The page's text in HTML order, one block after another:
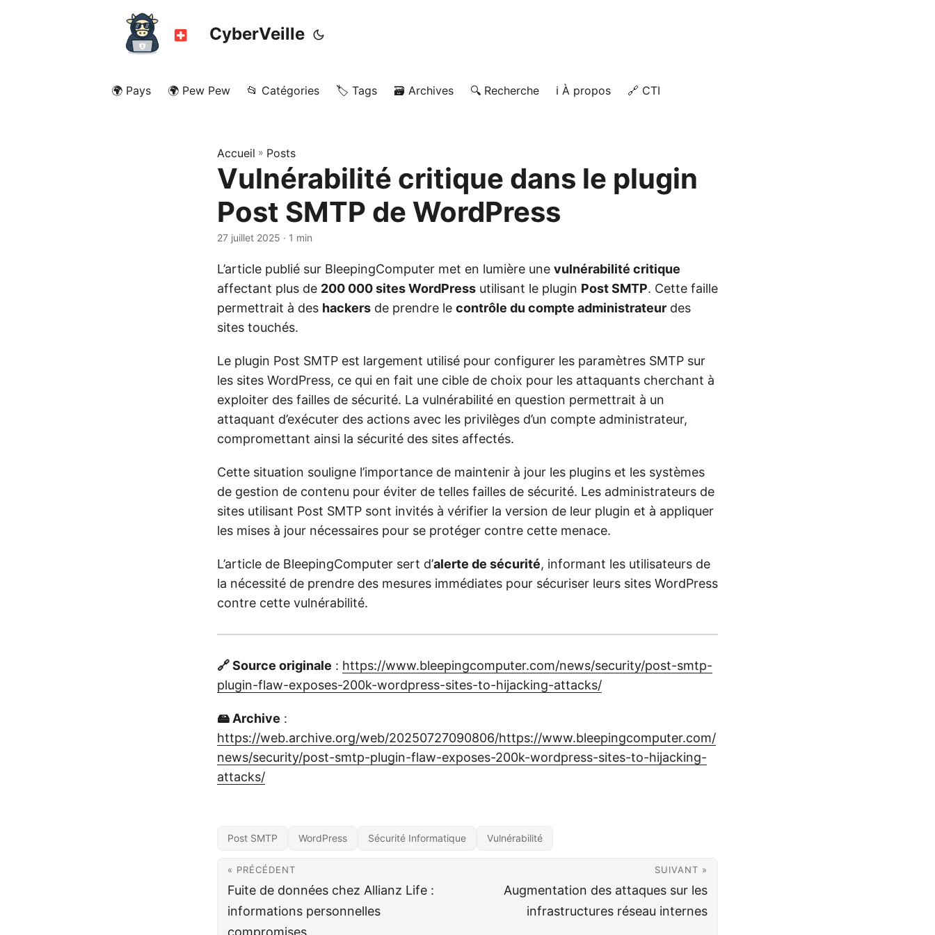
CyberVeille
🌍 Pays 🌍 Pew Pew 📂 Catégories 🏷️ Tags 🗃️ Archives 🔍 Recherche ℹ️ À propos 🔗 CTI
Accueil » Posts
Vulnérabilité critique dans le plugin
Post SMTP de WordPress
27 juillet 2025 · 1 min
L’article publié sur BleepingComputer met en lumière une vulnérabilité critique
affectant plus de 200 000 sites WordPress utilisant le plugin Post SMTP. Cette faille
permettrait à des hackers de prendre le contrôle du compte administrateur des
sites touchés.
Le plugin Post SMTP est largement utilisé pour configurer les paramètres SMTP sur
les sites WordPress, ce qui en fait une cible de choix pour les attaquants cherchant à
exploiter des failles de sécurité. La vulnérabilité en question permettrait à un
attaquant d’exécuter des actions avec les privilèges d’un compte administrateur,
compromettant ainsi la sécurité des sites affectés.
Cette situation souligne l’importance de maintenir à jour les plugins et les systèmes
de gestion de contenu pour éviter de telles failles de sécurité. Les administrateurs de
sites utilisant Post SMTP sont invités à vérifier la version de leur plugin et à appliquer
les mises à jour nécessaires pour se protéger contre cette menace.
L’article de BleepingComputer sert d’alerte de sécurité, informant les utilisateurs de
la nécessité de prendre des mesures immédiates pour sécuriser leurs sites WordPress
contre cette vulnérabilité.
🔗 Source originale : https://www.bleepingcomputer.com/news/security/post-smtp-
plugin-flaw-exposes-200k-wordpress-sites-to-hijacking-attacks/
🖴 Archive :
https://web.archive.org/web/20250727090806/https://www.bleepingcomputer.com/
news/security/post-smtp-plugin-flaw-exposes-200k-wordpress-sites-to-hijacking-
attacks/
Post SMTP WordPress Sécurité Informatique Vulnérabilité
« PRÉCÉDENT
Fuite de données chez Allianz Life :
informations personnelles
compromises
SUIVANT »
Augmentation des attaques sur les
infrastructures réseau internes